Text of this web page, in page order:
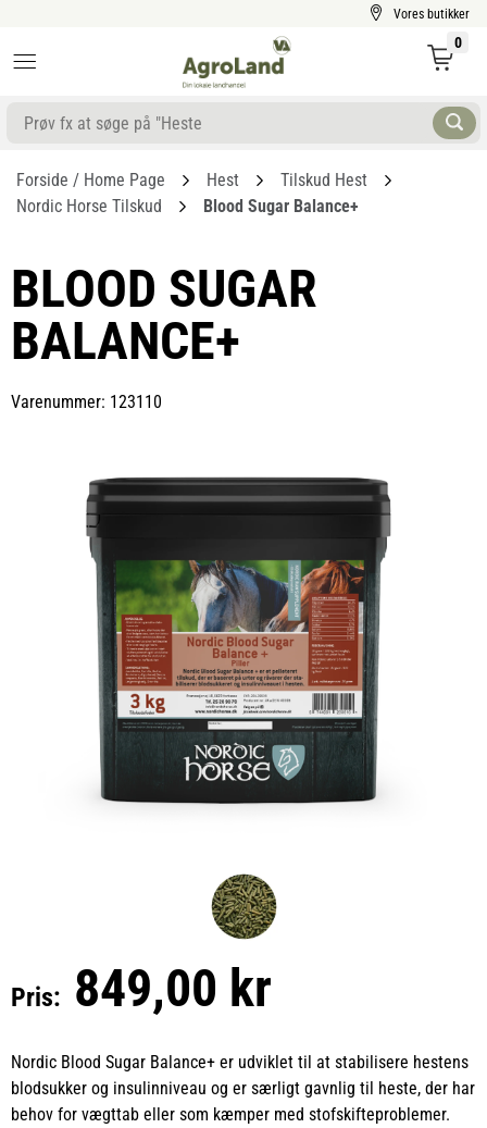
Vores butikker
0
Forside / Home Page Hest
Tilskud Hest
Nordic Horse Tilskud
Blood Sugar Balance+
BLOOD SUGAR
BALANCE+
Varenummer: 123110
Pris: 849,00 kr
Nordic Blood Sugar Balance+ er udviklet til at stabilisere hestens
blodsukker og insulinniveau og er særligt gavnlig til heste, der har
behov for vægttab eller som kæmper med stofskifteproblemer.